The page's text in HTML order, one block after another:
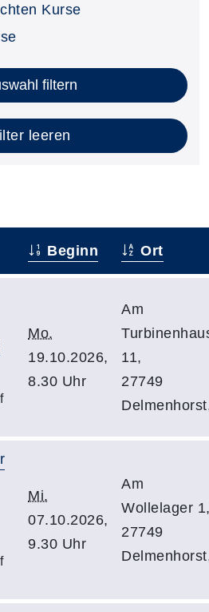
Kurse
filtern
leeren
Beginn Ort
Mo.
19.10.2026,
8.30 Uhr
Am
11,
27749
Mi.
07.10.2026,
9.30 Uhr
Am
Wollelager
27749